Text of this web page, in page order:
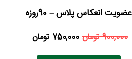
عضویت انعکاس پلاس – 90روزه
900,000تومان 750,000 تومان